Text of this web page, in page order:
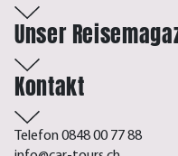
Unser
Kontakt
Telefon 0848 00 77 88